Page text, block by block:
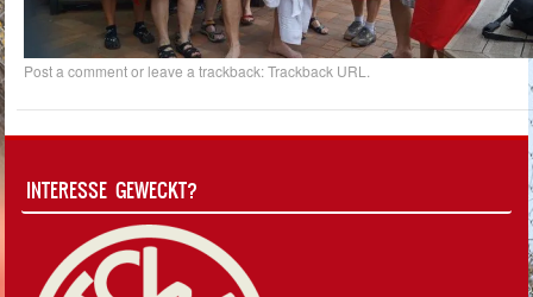
Post a commentor leave a trackback:Trackback URL
INTERESSE GEWECKT?